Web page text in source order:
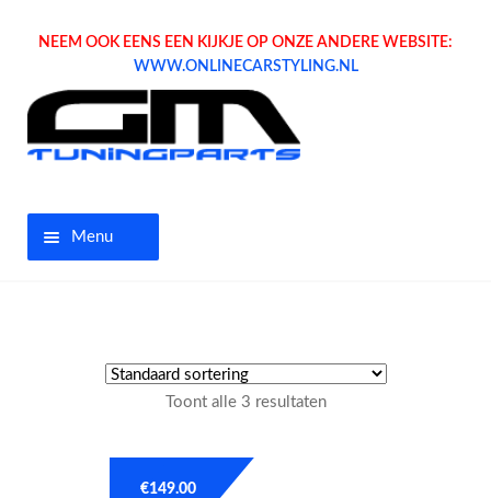
NEEM OOK EENS EEN KIJKJE OP ONZE ANDERE WEBSITE:
WWW.ONLINECARSTYLING.NL
Menu
Tuning parts
Toont alle 3 resultaten
€149.00